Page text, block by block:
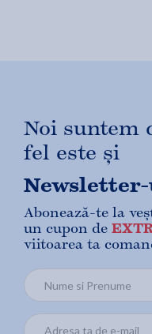
Noi suntem
fel este și
Abonează-te la
un cupon de
viitoarea ta